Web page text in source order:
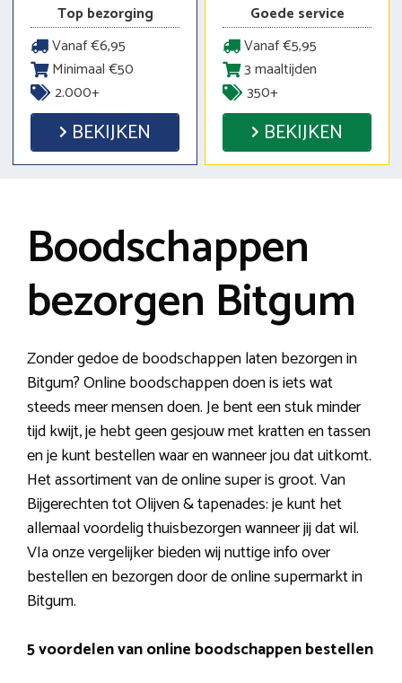
Top bezorging
Vanaf €6,95
Minimaal €50
2.000+
BEKIJKEN
Goede service
Vanaf €5,95
3 maaltijden
350+
BEKIJKEN
Boodschappen
bezorgen Bitgum
Zonder gedoe de boodschappen laten bezorgen in
Bitgum? Online boodschappen doen is iets wat
steeds meer mensen doen. Je bent een stuk minder
tijd kwijt, je hebt geen gesjouw met kratten en tassen
en je kunt bestellen waar en wanneer jou dat uitkomt.
Het assortiment van de online super is groot. Van
Bijgerechten tot Olijven & tapenades: je kunt het
allemaal voordelig thuisbezorgen wanneer jij dat wil.
VIa onze vergelijker bieden wij nuttige info over
bestellen en bezorgen door de online supermarkt in
Bitgum.
5 voordelen van online boodschappen bestellen